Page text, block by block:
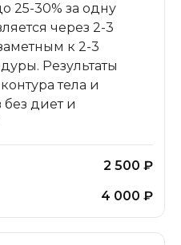
25-30% за одну
через 2-3
к 2-3
Результаты
тела и
диет и
2 500 ₽
4 000 ₽